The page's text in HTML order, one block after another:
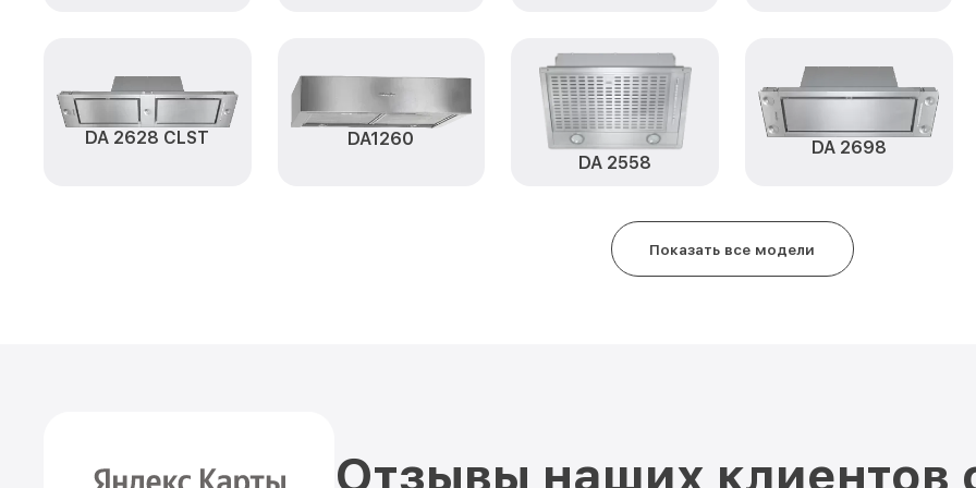
DA 2628 CLST
DA1260
DA 2558
DA 2698
Показать все модели
Отзывы наших клиентов